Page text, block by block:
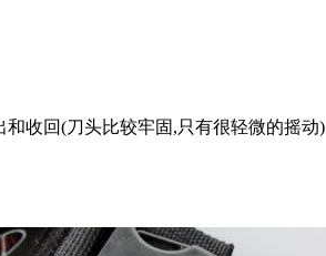
收回(刀头比较牢固,只有很轻微的摇动)